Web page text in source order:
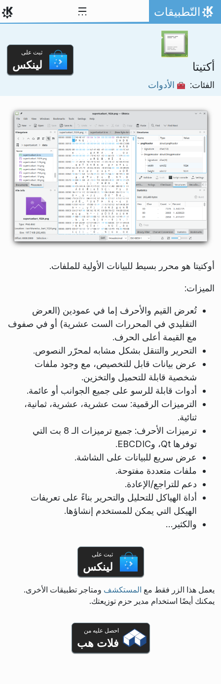
تخط المحتوى
الصفحة الرئيسة
التّطبيقات
أكتيتا
الفئات: الأدوات
ثبت على
لينكس
أوكتيتا هو محرر بسيط للبيانات الأولية للملفات.
الميزات:
تُعرض القيم والأحرف إما في عمودين (العرض
التقليدي في المحررات الست عشرية) أو في صفوف
مع القيمة أعلى الحرف.
التحرير والتنقل بشكل مشابه لمحرّر النصوص.
عرض بيانات قابل للتخصيص، مع وجود ملفات
شخصية قابلة للتحميل والتخزين.
أدوات قابلة للرسو على جميع الجوانب أو عائمة.
الترميزات الرقمية: ست عشرية، عشرية، ثمانية،
ثنائية.
ترميزات الأحرف: جميع ترميزات الـ 8 بت التي
توفرها Qt، وEBCDIC.
عرض سريع للبيانات على الشاشة.
ملفات متعددة مفتوحة.
دعم للتراجع/الإعادة.
أداة الهياكل للتحليل والتحرير بناءً على تعريفات
الهيكل التي يمكن للمستخدم إنشاؤها.
والكثير…
ثبت على
لينكس
يعمل هذا الزر فقط مع المستكشف ومتاجر تطبيقات الأخرى.
يمكنك أيضًا استخدام مدير حزم توزيعتك.
احصل عليه من
فلات هب